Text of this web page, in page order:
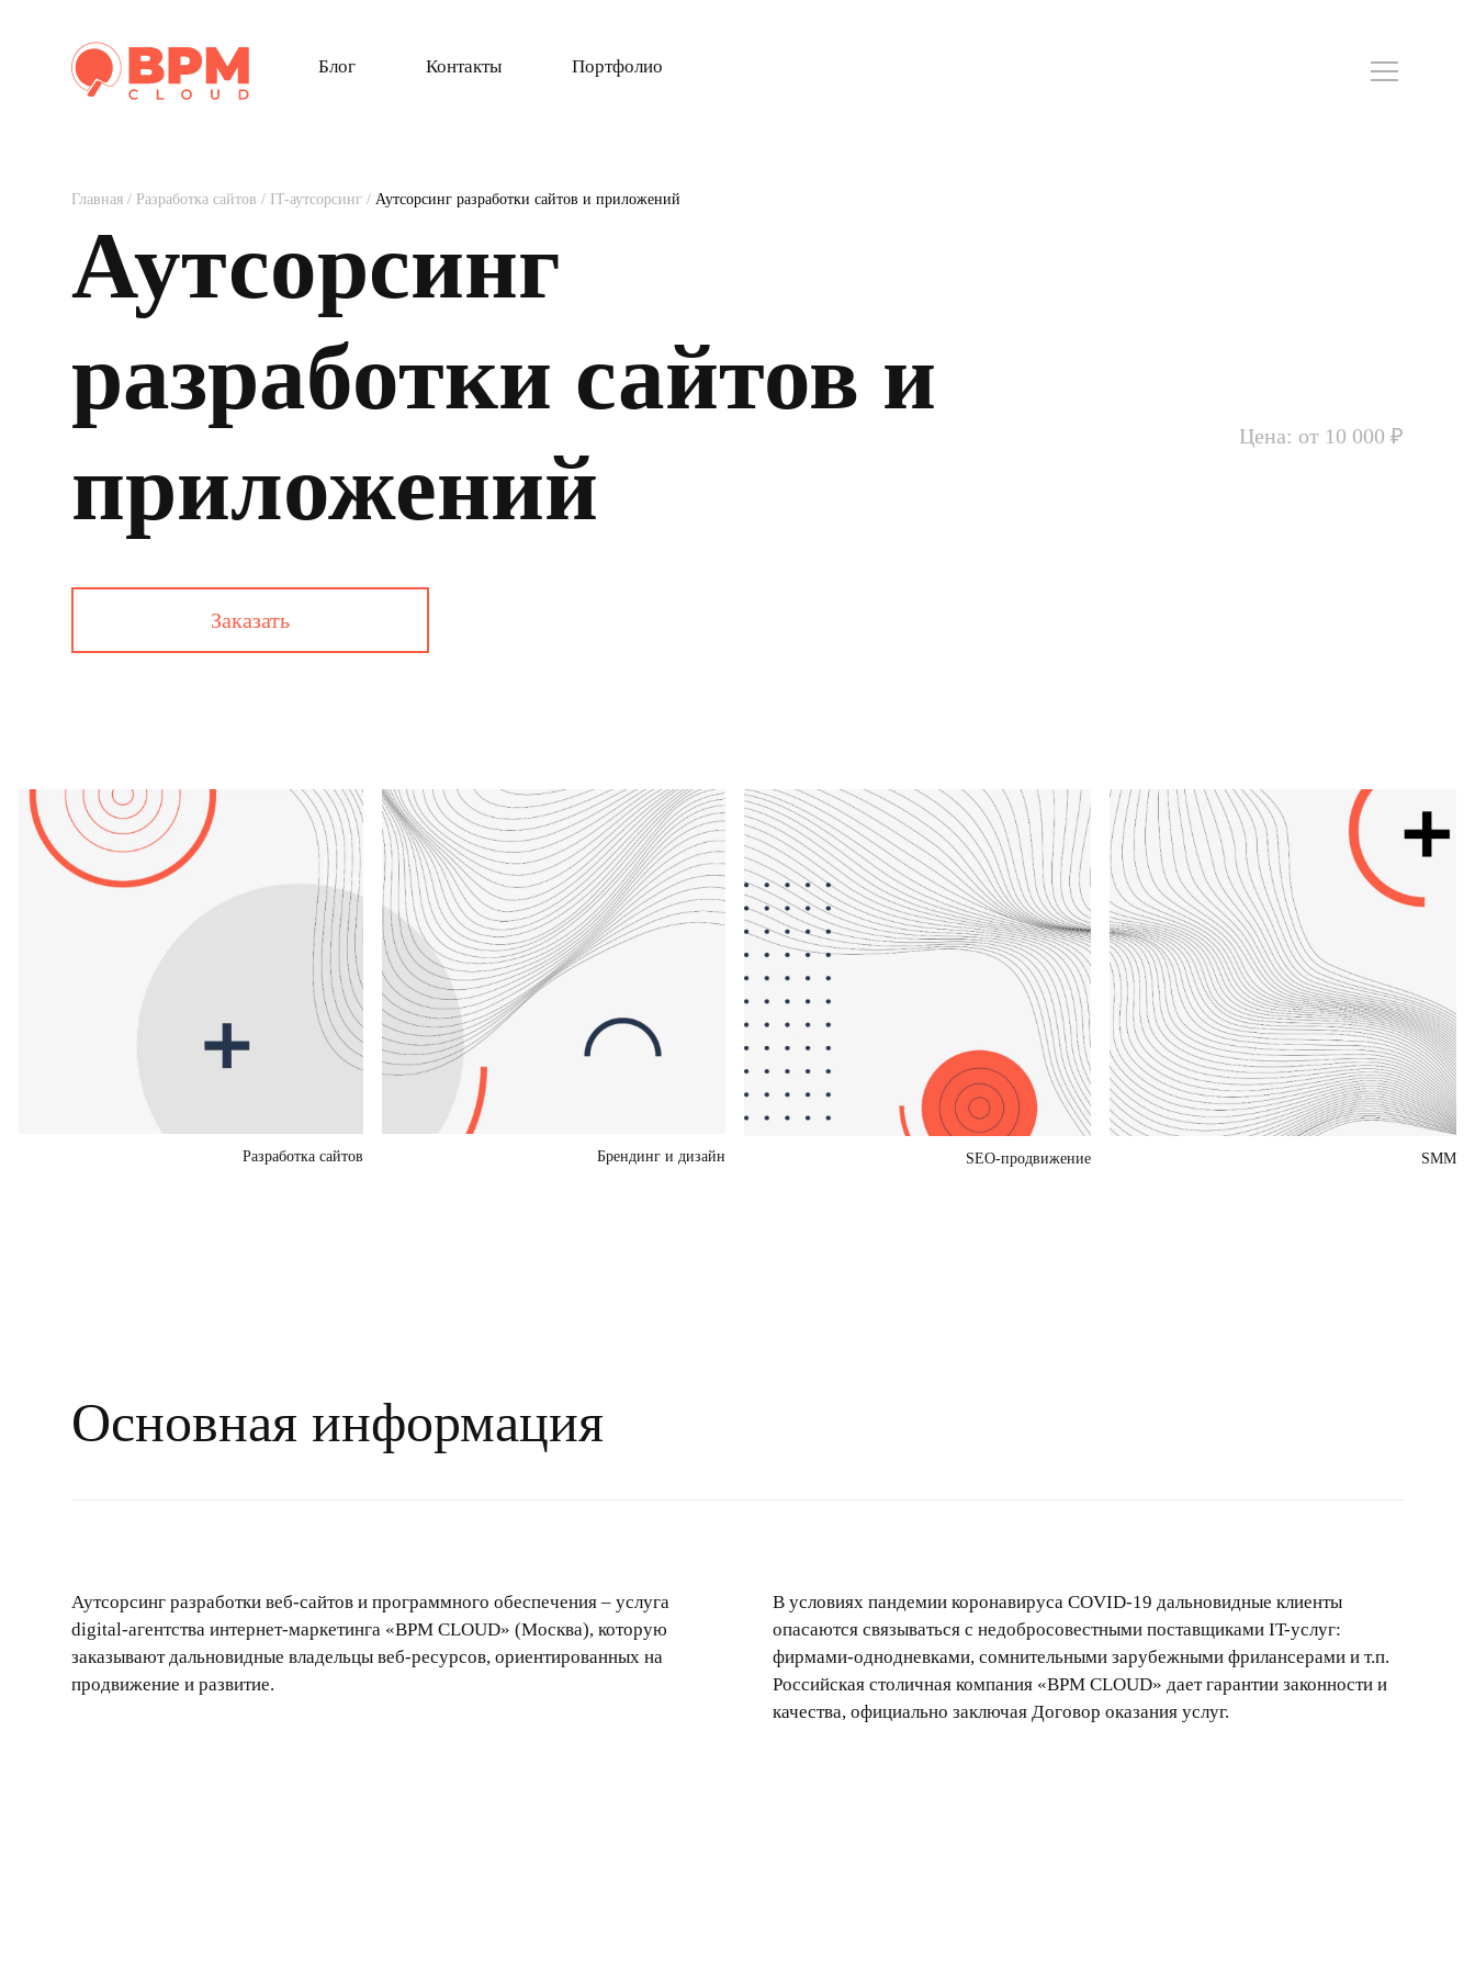
Блог Контакты Портфолио
Главная / Разработка сайтов / IT-аутсорсинг / Аутсорсинг разработки сайтов и приложений
Аутсорсинг
разработки сайтов и
приложений
Заказать
Цена: от 10 000 ₽
Разработка сайтов Брендинг и дизайн SEO-продвижение SMM
Основная информация
Аутсорсинг разработки веб-сайтов и программного обеспечения – услуга
digital-агентства интернет-маркетинга «BPM CLOUD» (Москва), которую
заказывают дальновидные владельцы веб-ресурсов, ориентированных на
продвижение и развитие.
В условиях пандемии коронавируса COVID-19 дальновидные клиенты
опасаются связываться с недобросовестными поставщиками IT-услуг:
фирмами-однодневками, сомнительными зарубежными фрилансерами и т.п.
Российская столичная компания «BPM CLOUD» дает гарантии законности и
качества, официально заключая Договор оказания услуг.